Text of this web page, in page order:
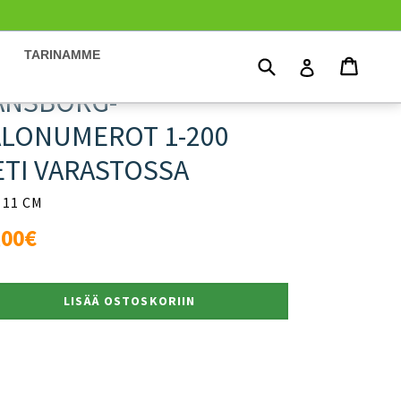
TARINAMME
Kirjaudu
1-200
VARASTOSSA
CM
LISÄÄ OSTOSKORIIN